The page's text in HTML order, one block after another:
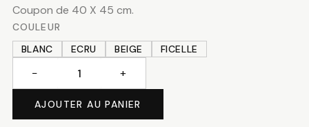
Coupon de 40 X 45 cm.
COULEUR
BLANC
ECRU BEIGE FICELLE
Toile
− +
AJOUTER AU PANIER